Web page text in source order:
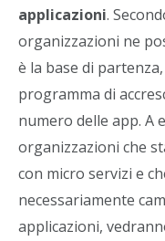
applicazioni.
organizzazioni ne
è la base di
programma di
numero delle app. A
organizzazioni che
con micro servizi e
necessariamente
applicazioni,